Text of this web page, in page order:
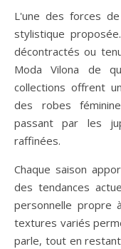
L'une des forces
stylistique
décontractés ou
Moda Vilona de
collections offrent
des robes
passant par les
raffinées.
Chaque saison
des tendances
personnelle propre
textures variés
parle, tout en